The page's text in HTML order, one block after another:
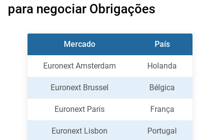
para negociar Obrigações
Mercado País
Euronext Amsterdam Holanda
Euronext Brussel Bélgica
Euronext Paris França
Euronext Lisbon Portugal